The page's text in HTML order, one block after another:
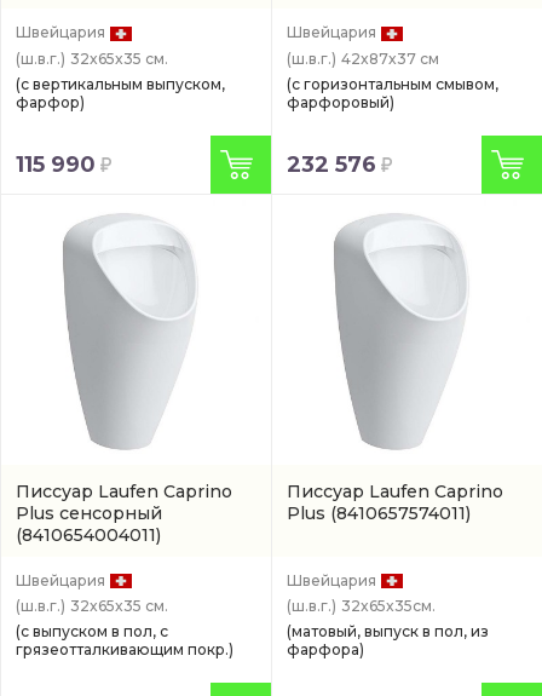
Швейцария
(ш.в.г.) 32x65x35 см.
(с вертикальным выпуском,
фарфор)
115 990
Швейцария
(ш.в.г.) 42x87x37 см
(с горизонтальным смывом,
фарфоровый)
232 576
Писсуар Laufen Caprino
Plus сенсорный
(8410654004011)
Швейцария
(ш.в.г.) 32x65x35 см.
(с выпуском в пол, с
грязеотталкивающим покр.)
Писсуар Laufen Caprino
Plus (8410657574011)
Швейцария
(ш.в.г.) 32x65x35см.
(матовый, выпуск в пол, из
фарфора)